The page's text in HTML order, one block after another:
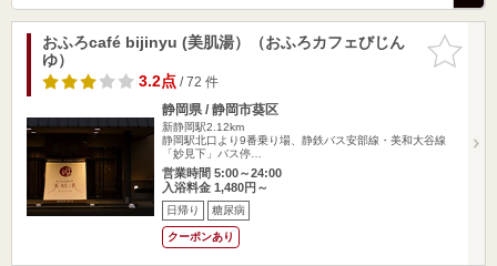
お気に入
りに追加
おふろcafé bijinyu (美肌湯）（おふろカフェびじん
ゆ）
3.2点/ 72 件
静岡県 / 静岡市葵区
新静岡駅2.12km
静岡駅北口より9番乗り場、静鉄バス安部線・美和大谷線
「妙見下」バス停…
営業時間 5:00～24:00
入浴料金 1,480円～
日帰り 糖尿病
クーポンあり